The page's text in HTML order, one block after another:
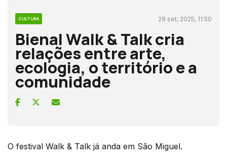
CULTURA 28 set, 2025, 11:50
Bienal Walk & Talk cria
relações entre arte,
ecologia, o território e a
comunidade
O festival Walk & Talk já anda em São Miguel.